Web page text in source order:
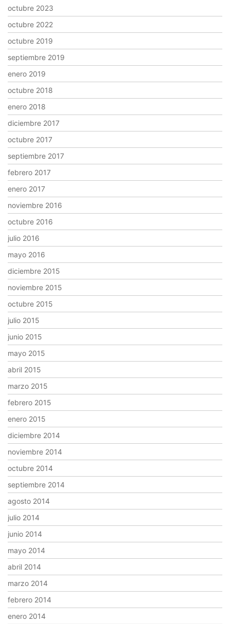
octubre 2023
octubre 2022
octubre 2019
septiembre 2019
enero 2019
octubre 2018
enero 2018
diciembre 2017
octubre 2017
septiembre 2017
febrero 2017
enero 2017
noviembre 2016
octubre 2016
julio 2016
mayo 2016
diciembre 2015
noviembre 2015
octubre 2015
julio 2015
junio 2015
mayo 2015
abril 2015
marzo 2015
febrero 2015
enero 2015
diciembre 2014
noviembre 2014
octubre 2014
septiembre 2014
agosto 2014
julio 2014
junio 2014
mayo 2014
abril 2014
marzo 2014
febrero 2014
enero 2014